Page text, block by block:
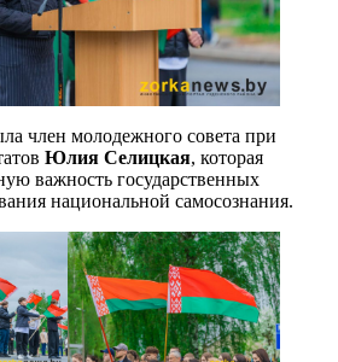
член молодежного совета при
Юлия Селицкая, которая
важность государственных
национальной самосознания.